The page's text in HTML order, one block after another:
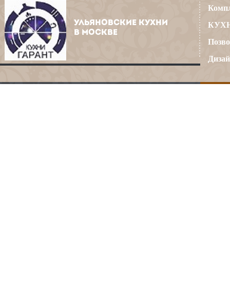
УЛЬЯНОВСКИЕ КУХНИ
В МОСКВЕ